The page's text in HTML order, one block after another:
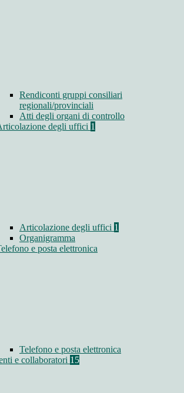
Rendiconti gruppi consiliari
regionali/provinciali
Atti degli organi di controllo
degli uffici 1
Articolazione degli uffici 1
Organigramma
e posta elettronica
Telefono e posta elettronica
e collaboratori 15